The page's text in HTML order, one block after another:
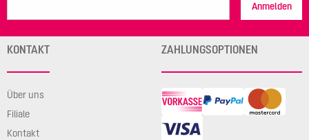
Anmelden
KONTAKT
Über uns
Filiale
Kontakt
ZAHLUNGSOPTIONEN